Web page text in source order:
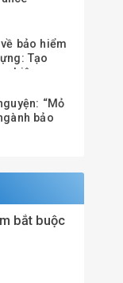
bảo hiểm
Tạo
“Mỏ
bảo
bắt buộc